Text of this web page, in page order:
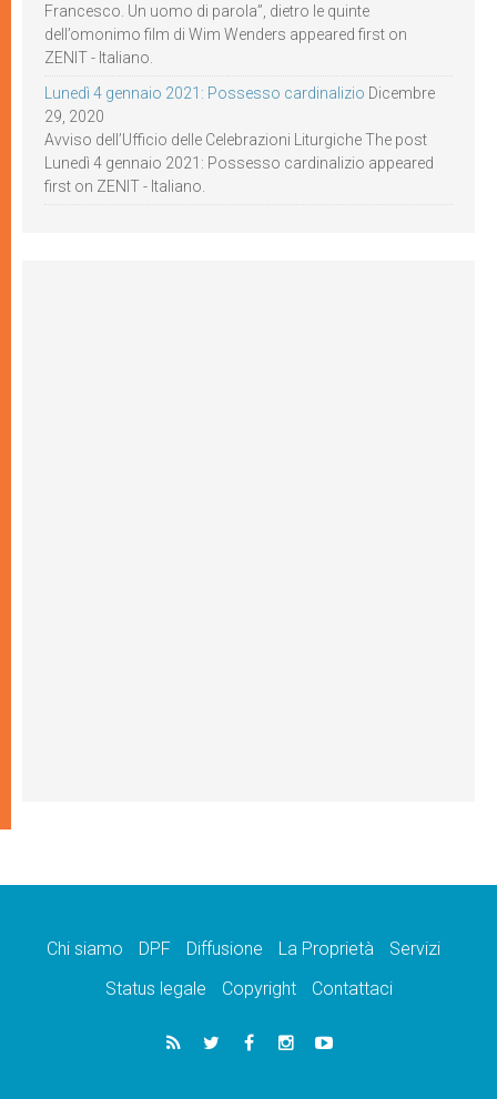
Francesco. Un uomo di parola”, dietro le quinte
dell’omonimo film di Wim Wenders appeared first on
ZENIT - Italiano.
Lunedì 4 gennaio 2021: Possesso cardinalizio Dicembre
29, 2020
Avviso dell’Ufficio delle Celebrazioni Liturgiche The post
Lunedì 4 gennaio 2021: Possesso cardinalizio appeared
first on ZENIT - Italiano.
Chi siamo DPF Diffusione La Proprietà
Servizi
Status legale
Copyright Contattaci